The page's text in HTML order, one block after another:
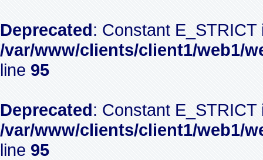
Deprecated: Constant
/var/www/clients/client1/web1/
line 95
Deprecated: Constant
/var/www/clients/client1/web1/
line 95